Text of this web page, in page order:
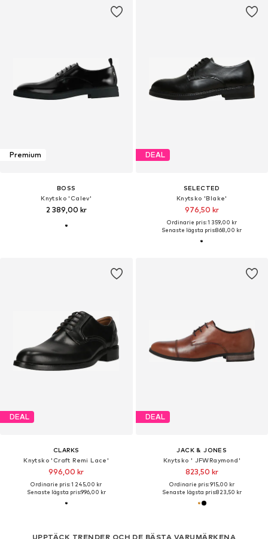
Premium
BOSS
Knytsko 'Calev'
2 389,00 kr
DEAL
SELECTED
Knytsko 'Blake'
976,50 kr
Ordinarie pris: 1 359,00 kr
Senaste lägsta pris:868,00 kr
DEAL
CLARKS
Knytsko 'Craft Remi Lace'
996,00 kr
Ordinarie pris: 1 245,00 kr
Senaste lägsta pris:996,00 kr
UPPTÄCK TRENDER OCH DE BÄSTA VARUMÄRKENA
DEAL
JACK & JONES
Knytsko ' JFWRaymond'
823,50 kr
Ordinarie pris: 915,00 kr
Senaste lägsta pris:823,50 kr